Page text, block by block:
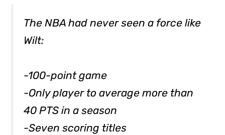
The NBA had never seen a force like
Wilt:
-100-point game
-Only player to average more than
40 PTS in a season
-Seven scoring titles